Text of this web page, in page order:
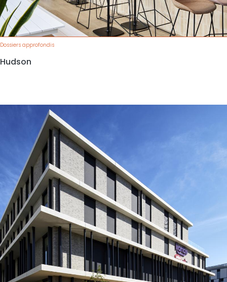
Dossiers approfondis
Hudson